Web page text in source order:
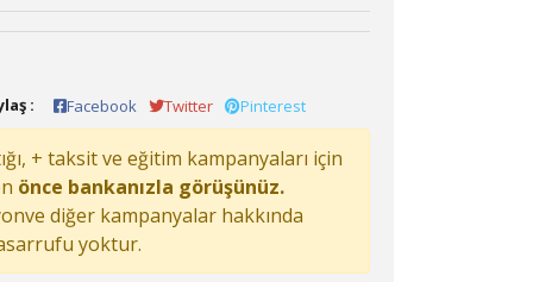
: Facebook Twitter Pinterest
+ taksit ve eğitim kampanyaları için
önce bankanızla görüşünüz.
diğer kampanyalar hakkında
yoktur.